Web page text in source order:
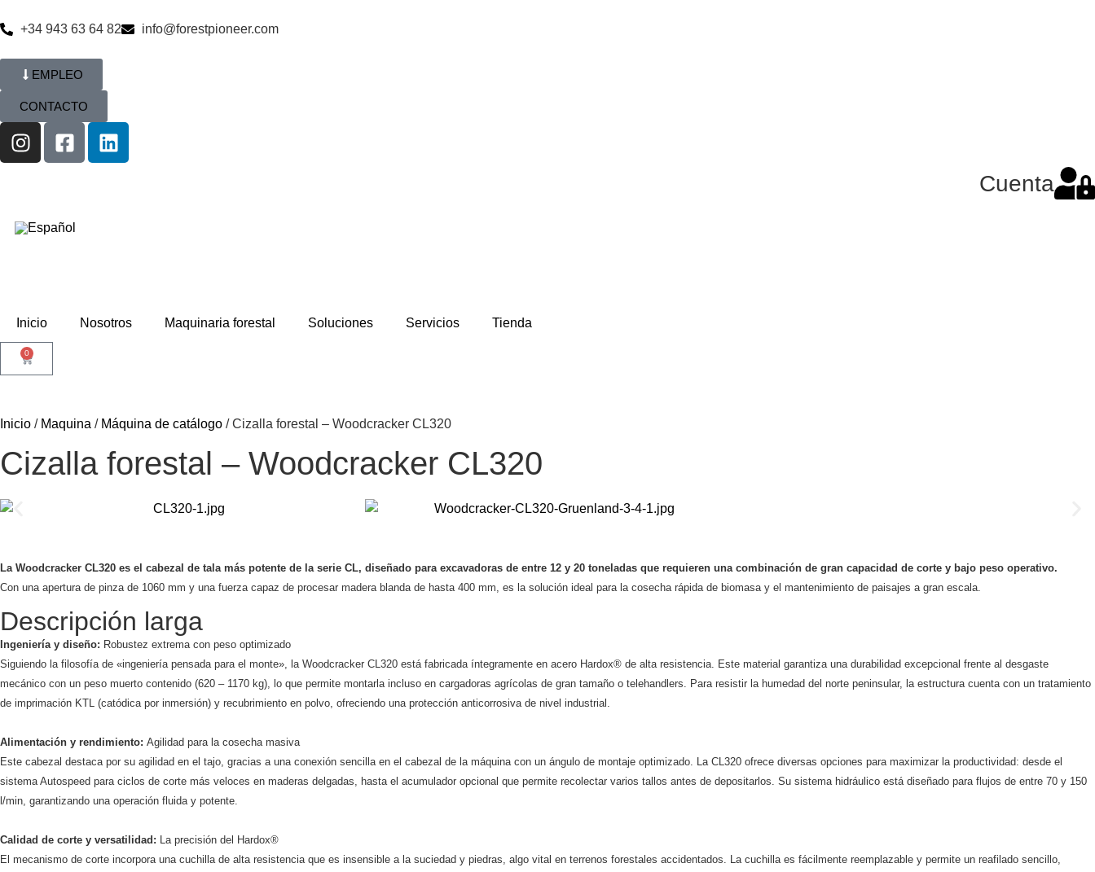
+34 943 63 64 82 info@forestpioneer.com
EMPLEO
CONTACTO
Cuenta
Inicio Nosotros Maquinaria forestal Soluciones Servicios Tienda
0
Inicio / Maquina / Máquina de catálogo / Cizalla forestal – Woodcracker CL320
Cizalla forestal – Woodcracker CL320
La Woodcracker CL320 es el cabezal de tala más potente de la serie CL, diseñado para excavadoras de entre 12 y 20 toneladas que requieren una combinación de gran capacidad de corte y bajo peso operativo.
Con una apertura de pinza de 1060 mm y una fuerza capaz de procesar madera blanda de hasta 400 mm, es la solución ideal para la cosecha rápida de biomasa y el mantenimiento de paisajes a gran escala.
Descripción larga
Ingeniería y diseño: Robustez extrema con peso optimizado
Siguiendo la filosofía de «ingeniería pensada para el monte», la Woodcracker CL320 está fabricada íntegramente en acero Hardox® de alta resistencia. Este material garantiza una durabilidad excepcional frente al desgaste
mecánico con un peso muerto contenido (620 – 1170 kg), lo que permite montarla incluso en cargadoras agrícolas de gran tamaño o telehandlers. Para resistir la humedad del norte peninsular, la estructura cuenta con un tratamiento
de imprimación KTL (catódica por inmersión) y recubrimiento en polvo, ofreciendo una protección anticorrosiva de nivel industrial.
Alimentación y rendimiento: Agilidad para la cosecha masiva
Este cabezal destaca por su agilidad en el tajo, gracias a una conexión sencilla en el cabezal de la máquina con un ángulo de montaje optimizado. La CL320 ofrece diversas opciones para maximizar la productividad: desde el
sistema Autospeed para ciclos de corte más veloces en maderas delgadas, hasta el acumulador opcional que permite recolectar varios tallos antes de depositarlos. Su sistema hidráulico está diseñado para flujos de entre 70 y 150
l/min, garantizando una operación fluida y potente.
Calidad de corte y versatilidad: La precisión del Hardox®
El mecanismo de corte incorpora una cuchilla de alta resistencia que es insensible a la suciedad y piedras, algo vital en terrenos forestales accidentados. La cuchilla es fácilmente reemplazable y permite un reafilado sencillo,